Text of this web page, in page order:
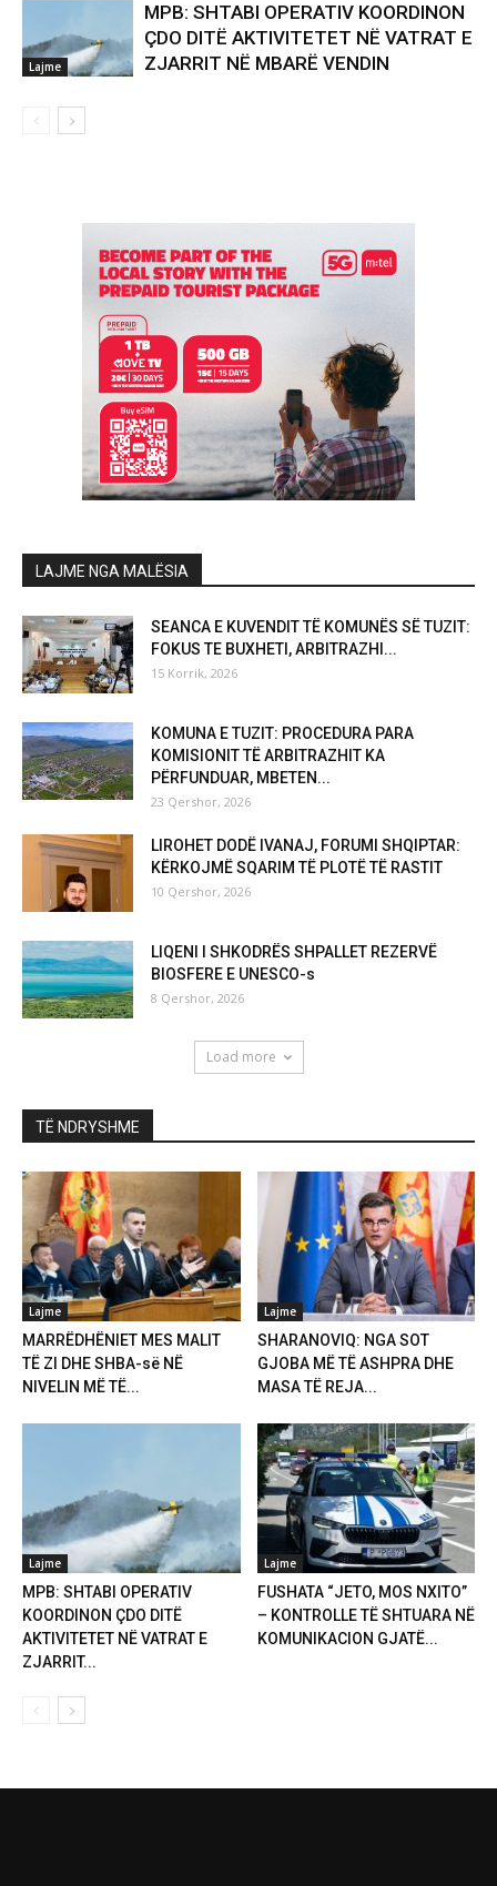
Lajme
MPB: SHTABI OPERATIV KOORDINON
ÇDO DITË AKTIVITETET NË VATRAT E
ZJARRIT NË MBARË VENDIN
LAJME NGA MALËSIA
SEANCA E KUVENDIT TË KOMUNËS SË TUZIT:
FOKUS TE BUXHETI, ARBITRAZHI...
15 Korrik, 2026
KOMUNA E TUZIT: PROCEDURA PARA
KOMISIONIT TË ARBITRAZHIT KA
PËRFUNDUAR, MBETEN...
23 Qershor, 2026
LIROHET DODË IVANAJ, FORUMI SHQIPTAR:
KËRKOJMË SQARIM TË PLOTË TË RASTIT
10 Qershor, 2026
LIQENI I SHKODRËS SHPALLET REZERVË
BIOSFERE E UNESCO-s
8 Qershor, 2026
Load more
TË NDRYSHME
Lajme
MARRËDHËNIET MES MALIT
TË ZI DHE SHBA-së NË
NIVELIN MË TË...
Lajme
SHARANOVIQ: NGA SOT
GJOBA MË TË ASHPRA DHE
MASA TË REJA...
Lajme
MPB: SHTABI OPERATIV
KOORDINON ÇDO DITË
AKTIVITETET NË VATRAT E
ZJARRIT...
Lajme
FUSHATA “JETO, MOS NXITO”
– KONTROLLE TË SHTUARA NË
KOMUNIKACION GJATË...